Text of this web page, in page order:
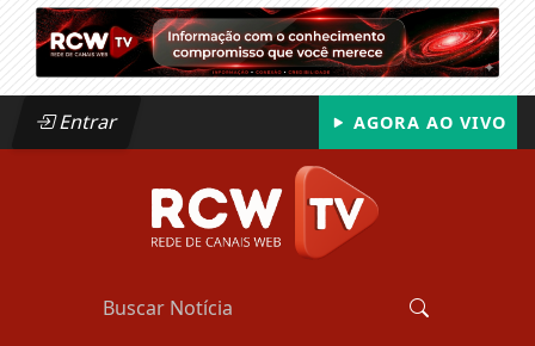
Entrar AGORA AO VIVO